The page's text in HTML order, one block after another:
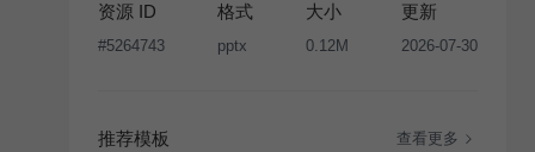
版权声明
条款，禁止任何形式的转让、出售或出租，未
经投权许可任何人不得擅自转载和分发，否则将接照我
资源 ID
#5264743
格式
pptx
大小
0.12M
更新
2026-07-30
推荐模板 查看更多